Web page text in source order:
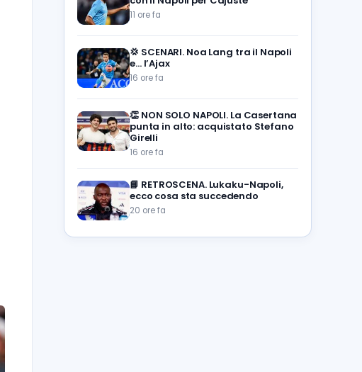
11 ore fa
💢 SCENARI. Noa Lang tra il Napoli
e… l’Ajax
16 ore fa
👏 NON SOLO NAPOLI. La Casertana
punta in alto: acquistato Stefano
Girelli
16 ore fa
📘 RETROSCENA. Lukaku-Napoli,
ecco cosa sta succedendo
20 ore fa